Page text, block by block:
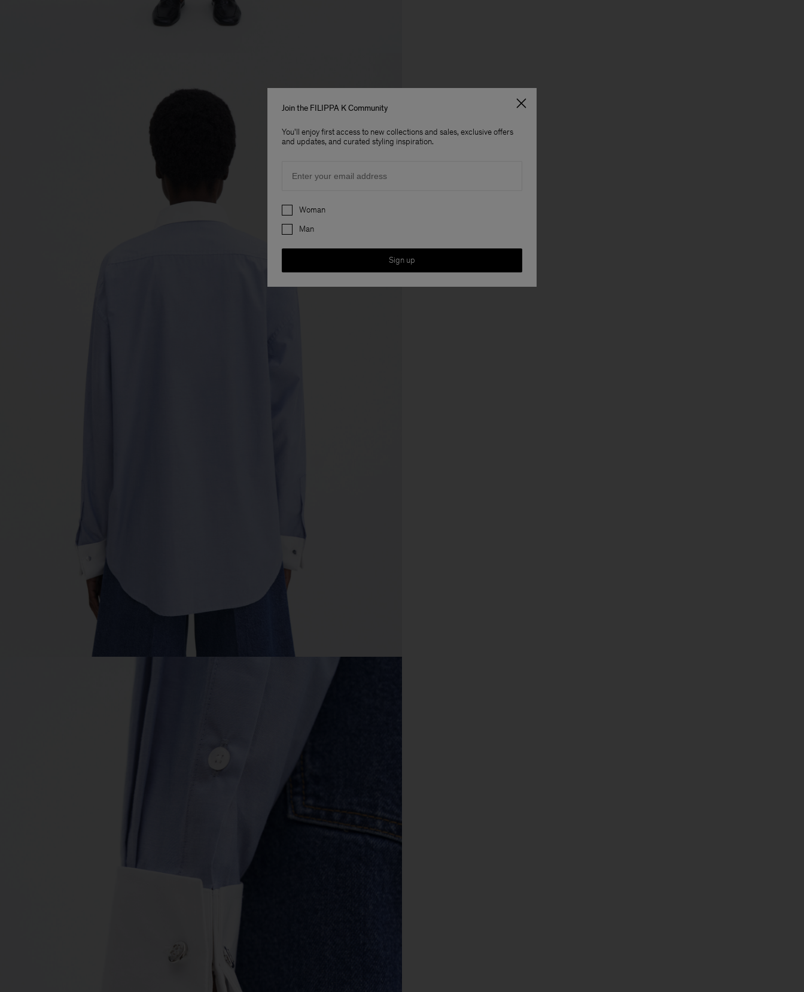
Join the FILIPPA K Community
You'll enjoy first access to new collections and sales, exclusive offers
and updates, and curated styling inspiration.
Preferences
Woman
Man
Sign up